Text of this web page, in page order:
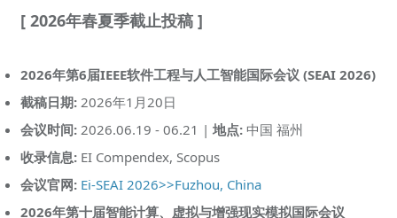
[ 2026年春夏季截止投稿 ]
2026年第6届IEEE软件工程与人工智能国际会议 (SEAI 2026)
截稿日期:2026年1月20日
会议时间:2026.06.19 - 06.21 | 地点:中国 福州
收录信息:EI Compendex, Scopus
会议官网: Ei-SEAI 2026>>Fuzhou, China
2026年第十届智能计算、虚拟与增强现实模拟国际会议